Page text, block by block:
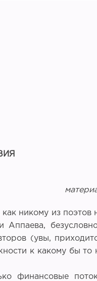
никому из
(увы,
к какому бы
финансовые